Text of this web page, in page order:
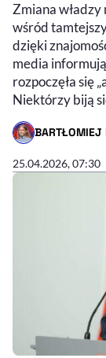
Zmiana władzy
wśród
dzięki
media
rozpoczęła się
Niektórzy biją
BARTŁOMIEJ
- AUTOR
25.04.2026, 07:30